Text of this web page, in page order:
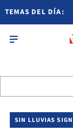
TEMAS DEL DÍA:
SIN LLUVIAS